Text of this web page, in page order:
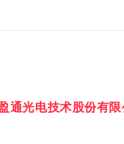
通光电技术股份有